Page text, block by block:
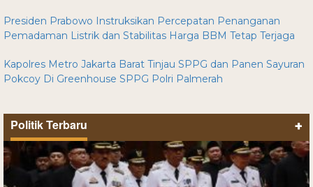
Presiden Prabowo Instruksikan Percepatan Penanganan
Pemadaman Listrik dan Stabilitas Harga BBM Tetap Terjaga
Kapolres Metro Jakarta Barat Tinjau SPPG dan Panen Sayuran
Pokcoy Di Greenhouse SPPG Polri Palmerah
Politik Terbaru +